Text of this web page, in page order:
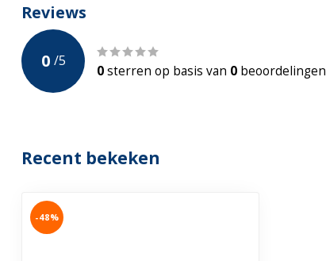
Reviews
0 /5
0sterren op basis van 0 beoordelingen
Recent bekeken
-48%